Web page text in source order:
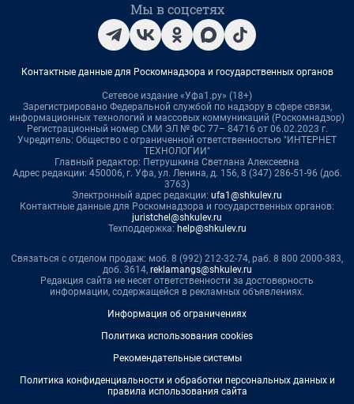
Мы в соцсетях
Контактные данные для Роскомнадзора и государственных органов
Сетевое издание «Уфа1.ру» (18+)
Зарегистрировано Федеральной службой по надзору в сфере связи,
информационных технологий и массовых коммуникаций (Роскомнадзор)
Регистрационный номер СМИ ЭЛ № ФС 77– 84716 от 06.02.2023 г.
Учредитель: Общество с ограниченной ответственностью "ИНТЕРНЕТ
ТЕХНОЛОГИИ"
Главный редактор: Петрушкина Светлана Алексеевна
Адрес редакции: 450006, г. Уфа, ул. Ленина, д. 156, 8 (347) 286-51-96 (доб.
3763)
Электронный адрес редакции: ufa1@shkulev.ru
Контактные данные для Роскомнадзора и государственных органов:
juristchel@shkulev.ru
Техподдержка: help@shkulev.ru
Связаться с отделом продаж: моб. 8 (992) 212-32-74, раб. 8 800 2000-383,
доб. 3614, reklamangs@shkulev.ru
Редакция сайта не несет ответственности за достоверность
информации, содержащейся в рекламных объявлениях.
Информация об ограничениях
Политика использования cookies
Рекомендательные системы
Политика конфиденциальности и обработки персональных данных и
правила использования сайта